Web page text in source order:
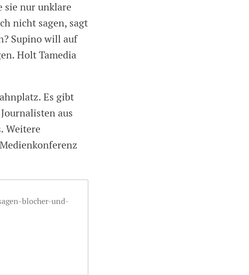
sie nur unklare
nicht sagen, sagt
Supino will auf
Holt Tamedia
Es gibt
aus
Weitere
blocher-und-